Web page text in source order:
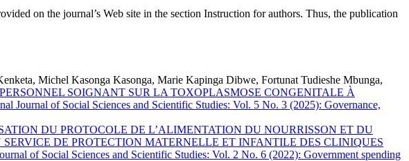
on the journal’s Web site in the section Instruction for authors. Thus, the publication
Michel Kasonga Kasonga, Marie Kapinga Dibwe, Fortunat Tudieshe Mbunga,
SOIGNANT SUR LA TOXOPLASMOSE CONGENITALE À
Journal of Social Sciences and Scientific Studies: Vol. 5 No. 3 (2025): Governance,
DU PROTOCOLE DE L’ALIMENTATION DU NOURRISSON ET DU
DE PROTECTION MATERNELLE ET INFANTILE DES CLINIQUES
of Social Sciences and Scientific Studies: Vol. 2 No. 6 (2022): Government spending